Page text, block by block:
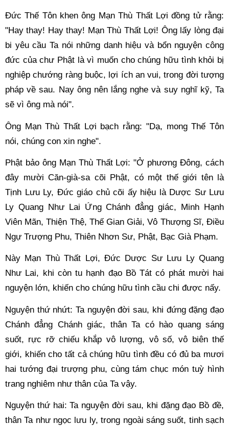
Đức Thế Tôn khen ông Mạn Thù Thất Lợi đồng tử rằng:
"Hay thay! Hay thay! Mạn Thù Thất Lợi! Ông lấy lòng đại
bi yêu cầu Ta nói những danh hiệu và bổn nguyện công
đức của chư Phật là vì muốn cho chúng hữu tình khỏi bị
nghiệp chướng ràng buộc, lợi ích an vui, trong đời tượng
pháp về sau. Nay ông nên lắng nghe và suy nghĩ kỹ, Ta
sẽ vì ông mà nói".
Ông Mạn Thù Thất Lợi bạch rằng: "Dạ, mong Thế Tôn
nói, chúng con xin nghe".
Phật bảo ông Mạn Thù Thất Lợi: "Ở phương Đông, cách
đây mười Căn-già-sa cõi Phật, có một thế giới tên là
Tịnh Lưu Ly, Đức giáo chủ cõi ấy hiệu là Dược Sư Lưu
Ly Quang Như Lai Ứng Chánh đẳng giác, Minh Hạnh
Viên Mãn, Thiện Thệ, Thế Gian Giải, Vô Thượng Sĩ, Điều
Ngự Trượng Phu, Thiên Nhơn Sư, Phật, Bạc Già Phạm.
Này Mạn Thù Thất Lợi, Đức Dược Sư Lưu Ly Quang
Như Lai, khi còn tu hạnh đạo Bồ Tát có phát mười hai
nguyện lớn, khiến cho chúng hữu tình cầu chi được nấy.
Nguyện thứ nhứt: Ta nguyện đời sau, khi đứng đặng đạo
Chánh đẳng Chánh giác, thân Ta có hào quang sáng
suốt, rực rỡ chiếu khắp vô lượng, vô số, vô biên thế
giới, khiến cho tất cả chúng hữu tình đều có đủ ba mươi
hai tướng đại trượng phu, cùng tám chục món tuỳ hình
trang nghiêm như thân của Ta vậy.
Nguyện thứ hai: Ta nguyện đời sau, khi đặng đạo Bồ đề,
thân Ta như ngọc lưu ly, trong ngoài sáng suốt, tinh sạch